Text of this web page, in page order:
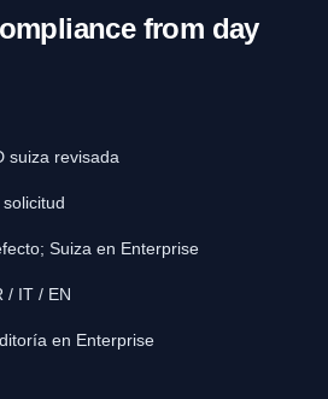
from day
suiza revisada
Suiza en Enterprise
/ IT / EN
en Enterprise